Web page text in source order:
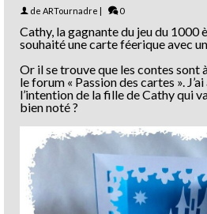
de ARTournadre | 0
Cathy, la gagnante du jeu du 1000
souhaité une carte féerique avec
Or il se trouve que les contes sont
le forum « Passion des cartes ».
l’intention de la fille de Cathy qui
bien noté ?